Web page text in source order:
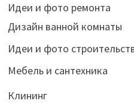
Идеи и фото ремонта
Дизайн ванной комнаты
Идеи и фото
Мебель и сантехника
Клининг